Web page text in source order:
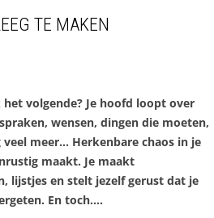
TE MAKEN
volgende? Je hoofd loopt over
wensen, dingen die moeten,
veel meer… Herkenbare chaos in je
maakt. Je maakt
lijstjes en stelt jezelf gerust dat je
En toch….